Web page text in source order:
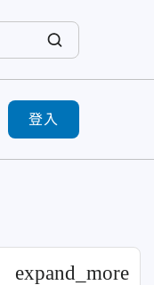
登入
expand_more